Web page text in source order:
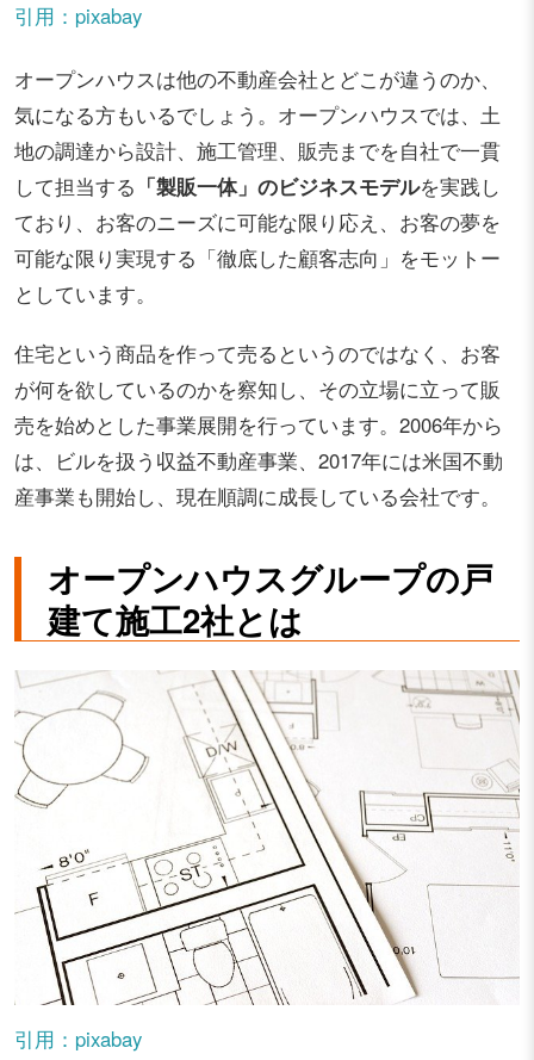
引用：pixabay
オープンハウスは他の不動産会社とどこが違うのか、
気になる方もいるでしょう。オープンハウスでは、土
地の調達から設計、施工管理、販売までを自社で一貫
して担当する 「製販一体」のビジネスモデルを実践し
ており、お客のニーズに可能な限り応え、お客の夢を
可能な限り実現する「徹底した顧客志向」をモットー
としています。
住宅という商品を作って売るというのではなく、お客
が何を欲しているのかを察知し、その立場に立って販
売を始めとした事業展開を行っています。2006年から
は、ビルを扱う収益不動産事業、2017年には米国不動
産事業も開始し、現在順調に成長している会社です。
オープンハウスグループの戸
建て施工2社とは
引用：pixabay